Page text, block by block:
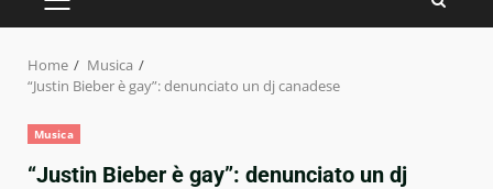
PRIMARY
Home
Musica
“Justin Bieber è gay”: denunciato un dj canadese
Musica
“Justin Bieber è gay”: denunciato un dj